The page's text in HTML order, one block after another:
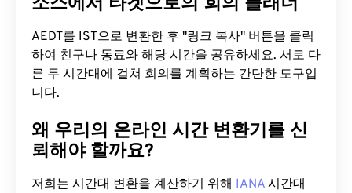
AEDT를 IST으로 변환한 후 "링크 복사" 버튼을 클릭
하여 친구나 동료와 해당 시간을 공유하세요. 서로 다
른 두 시간대에 걸쳐 회의를 계획하는 간단한 도구입
니다.
왜 우리의 온라인 시간 변환기를 신
뢰해야 할까요?
저희는 시간대 변환을 계산하기 위해 IANA 시간대